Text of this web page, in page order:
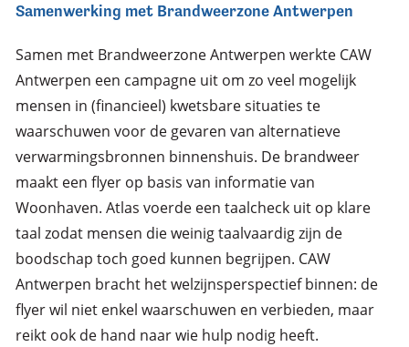
Samenwerking met Brandweerzone Antwerpen
Samen met Brandweerzone Antwerpen werkte CAW
Antwerpen een campagne uit om zo veel mogelijk
mensen in (financieel) kwetsbare situaties te
waarschuwen voor de gevaren van alternatieve
verwarmingsbronnen binnenshuis. De brandweer
maakt een flyer op basis van informatie van
Woonhaven. Atlas voerde een taalcheck uit op klare
taal zodat mensen die weinig taalvaardig zijn de
boodschap toch goed kunnen begrijpen. CAW
Antwerpen bracht het welzijnsperspectief binnen: de
flyer wil niet enkel waarschuwen en verbieden, maar
reikt ook de hand naar wie hulp nodig heeft.